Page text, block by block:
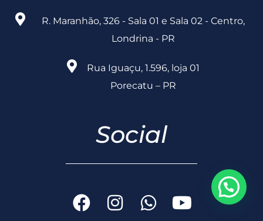
R. Maranhão, 326 - Sala 01 e Sala 02 - Centro,
Londrina - PR
Rua Iguaçu, 1.596, loja 01
Porecatu – PR
Social